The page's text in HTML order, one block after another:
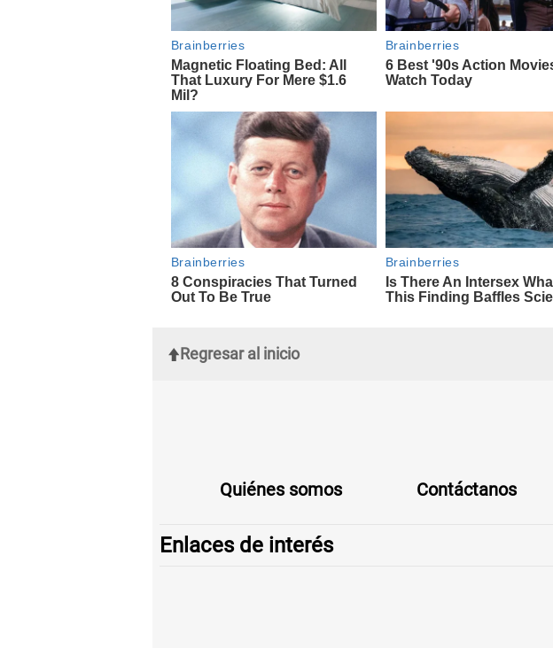
Regresar al inicio
Quiénes somos Contáctanos
Enlaces de interés